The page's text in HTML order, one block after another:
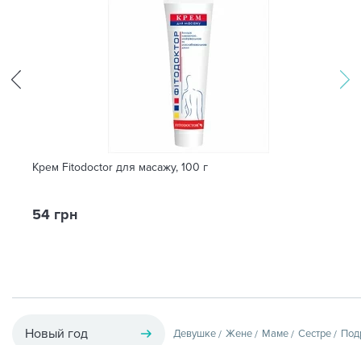
Крем Fitodoctor для масажу, 100 г
54 грн
Новый год Девушке Жене Маме Сестре